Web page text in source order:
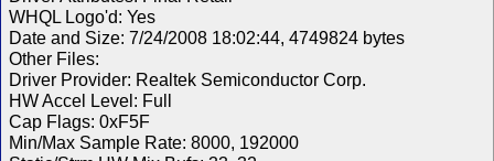
WHQL Logo'd: Yes
Date and Size: 7/24/2008 18:02:44, 4749824 bytes
Other Files:
Driver Provider: Realtek Semiconductor Corp.
HW Accel Level: Full
Cap Flags: 0xF5F
Min/Max Sample Rate: 8000, 192000